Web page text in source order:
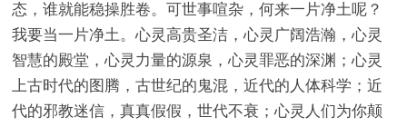
态，谁就能稳操胜卷。可世事喧杂，何来一片净土呢？
我要当一片净土。心灵高贵圣洁，心灵广阔浩瀚，心灵
智慧的殿堂，心灵力量的源泉，心灵罪恶的深渊；心灵
上古时代的图腾，古世纪的鬼混，近代的人体科学；近
代的邪教迷信，真真假假，世代不衰；心灵人们为你颠